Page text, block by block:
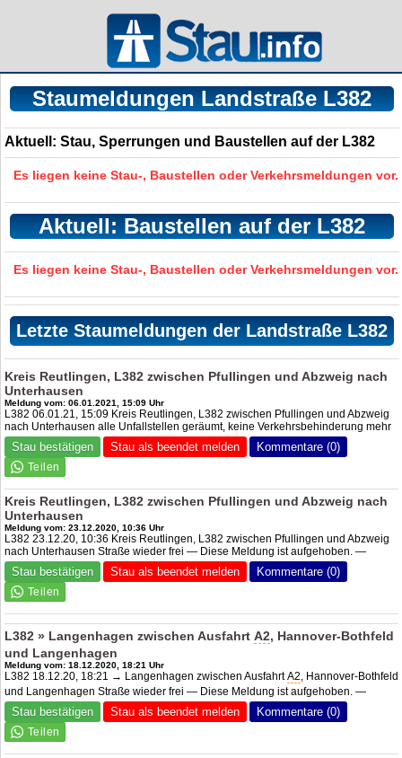
Staumeldungen Landstraße L382
Aktuell: Stau, Sperrungen und Baustellen auf der L382
Es liegen keine Stau-, Baustellen oder Verkehrsmeldungen vor.
Aktuell: Baustellen auf der L382
Es liegen keine Stau-, Baustellen oder Verkehrsmeldungen vor.
Letzte Staumeldungen der Landstraße L382
Kreis Reutlingen, L382 zwischen Pfullingen und Abzweig nach
Unterhausen
Meldung vom: 06.01.2021, 15:09 Uhr
L382 06.01.21, 15:09 Kreis Reutlingen, L382 zwischen Pfullingen und Abzweig
nach Unterhausen alle Unfallstellen geräumt, keine Verkehrsbehinderung mehr
Stau bestätigen Stau als beendet melden Kommentare (0)
Kreis Reutlingen, L382 zwischen Pfullingen und Abzweig nach
Unterhausen
Meldung vom: 23.12.2020, 10:36 Uhr
L382 23.12.20, 10:36 Kreis Reutlingen, L382 zwischen Pfullingen und Abzweig
nach Unterhausen Straße wieder frei — Diese Meldung ist aufgehoben. —
Stau bestätigen Stau als beendet melden Kommentare (0)
L382 » Langenhagen zwischen AusfahrtA2, Hannover-Bothfeld
und Langenhagen
Meldung vom: 18.12.2020, 18:21 Uhr
L382 18.12.20, 18:21 → Langenhagen zwischen AusfahrtA2, Hannover-Bothfeld
und Langenhagen Straße wieder frei — Diese Meldung ist aufgehoben. —
Stau bestätigen Stau als beendet melden Kommentare (0)